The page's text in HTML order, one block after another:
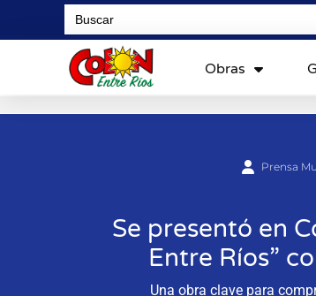
Search
for:
Obras
Prensa
Se presentó en
Entre Ríos”
Una obra clave para